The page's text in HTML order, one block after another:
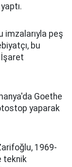
imzalarıyla peş
bu
Goethe
yaparak
1969-
teknik